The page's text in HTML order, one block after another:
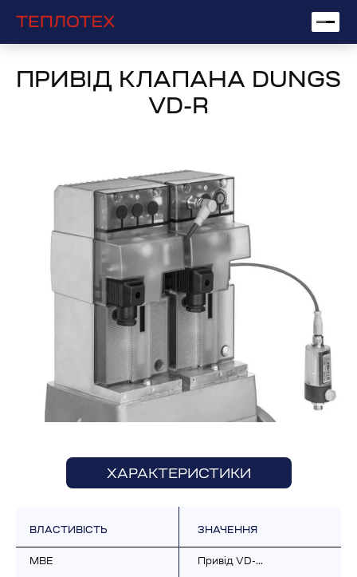
ПРИВІД КЛАПАНА DUNGS
VD-R
ХАРАКТЕРИСТИКИ
ВЛАСТИВІСТЬ ЗНАЧЕННЯ
MBE Привід VD-...